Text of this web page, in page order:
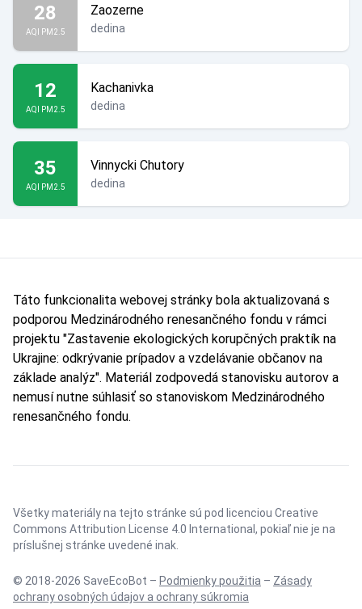
28
AQI PM2.5
Zaozerne
dedina
12
AQI PM2.5
Kachanivka
dedina
35
AQI PM2.5
Vinnycki Chutory
dedina
Táto funkcionalita webovej stránky bola aktualizovaná s
podporou Medzinárodného renesančného fondu v rámci
projektu "Zastavenie ekologických korupčných praktík na
Ukrajine: odkrývanie prípadov a vzdelávanie občanov na
základe analýz". Materiál zodpovedá stanovisku autorov a
nemusí nutne súhlasiť so stanoviskom Medzinárodného
renesančného fondu.
Všetky materiály na tejto stránke sú pod licenciou Creative
Commons Attribution License 4.0 International , pokiaľ nie je na
príslušnej stránke uvedené inak.
© 2018-2026 SaveEcoBot – Podmienky použitia – Zásady
ochrany osobných údajov a ochrany súkromia